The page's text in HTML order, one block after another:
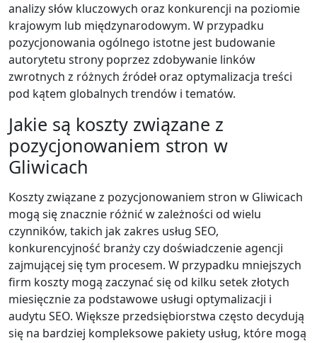
analizy słów kluczowych oraz konkurencji na poziomie
krajowym lub międzynarodowym. W przypadku
pozycjonowania ogólnego istotne jest budowanie
autorytetu strony poprzez zdobywanie linków
zwrotnych z różnych źródeł oraz optymalizacja treści
pod kątem globalnych trendów i tematów.
Jakie są koszty związane z
pozycjonowaniem stron w
Gliwicach
Koszty związane z pozycjonowaniem stron w Gliwicach
mogą się znacznie różnić w zależności od wielu
czynników, takich jak zakres usług SEO,
konkurencyjność branży czy doświadczenie agencji
zajmującej się tym procesem. W przypadku mniejszych
firm koszty mogą zaczynać się od kilku setek złotych
miesięcznie za podstawowe usługi optymalizacji i
audytu SEO. Większe przedsiębiorstwa często decydują
się na bardziej kompleksowe pakiety usług, które mogą